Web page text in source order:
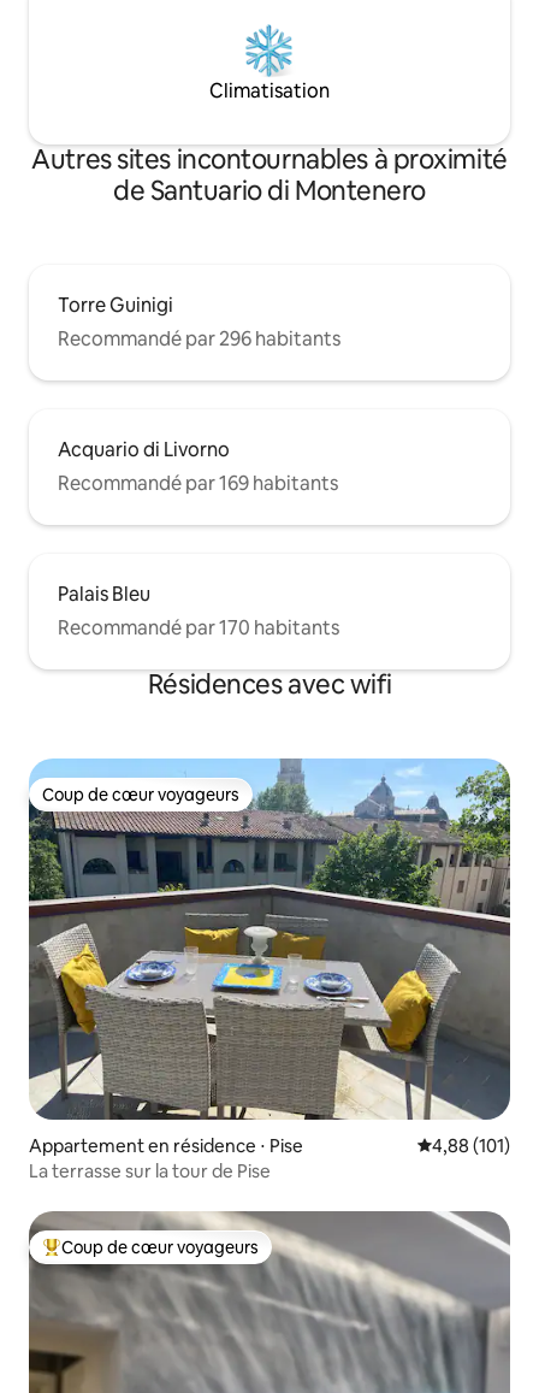
Climatisation
Autres sites incontournables à proximité
de Santuario di Montenero
Torre Guinigi
Recommandé par 296 habitants
Acquario di Livorno
Recommandé par 169 habitants
Palais Bleu
Recommandé par 170 habitants
Résidences avec wifi
Coup de cœur voyageurs
Coup de cœur voyageurs
Appartement en résidence ⋅ Pise Évaluation
4,88 (101)
La terrasse sur la tour de Pise
Coups de cœur voyageurs les plus appréciés
Coup de cœur voyageurs